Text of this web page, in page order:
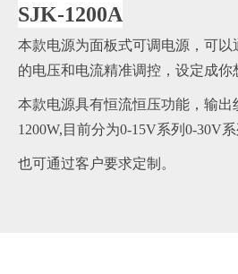
SJK-1200A
本款电源为面板式可调电源，可
的电压和电流精准调控，设定成你
本款电源具有恒流恒压功能，输出
1200W,目前分为0-15V系列0-30V
也可通过客户要求定制。